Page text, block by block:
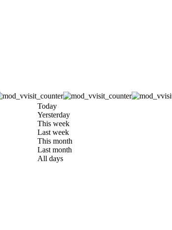
Today
Yersterday
This week
Last week
This month
Last month
All days